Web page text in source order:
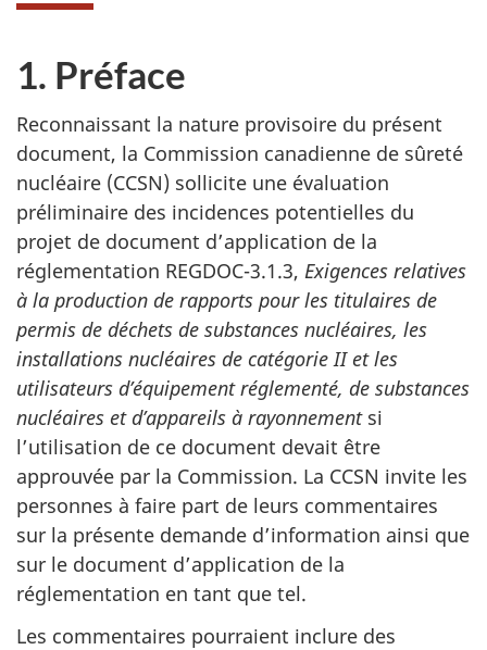
1. Préface
Reconnaissant la nature provisoire du présent
document, la Commission canadienne de sûreté
nucléaire (CCSN) sollicite une évaluation
préliminaire des incidences potentielles du
projet de document d’application de la
réglementation REGDOC-3.1.3, Exigences relatives
à la production de rapports pour les titulaires de
permis de déchets de substances nucléaires, les
installations nucléaires de catégorie II et les
utilisateurs d’équipement réglementé, de substances
nucléaires et d’appareils à rayonnementsi
l’utilisation de ce document devait être
approuvée par la Commission. La CCSN invite les
personnes à faire part de leurs commentaires
sur la présente demande d’information ainsi que
sur le document d’application de la
réglementation en tant que tel.
Les commentaires pourraient inclure des